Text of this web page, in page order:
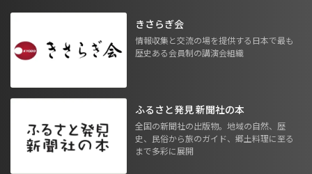
きさらぎ会
情報収集と交流の場を提供する日本で最も
歴史ある会員制の講演会組織
ふるさと発見 新聞社の本
全国の新聞社の出版物。地域の自然、歴
史、民俗から旅のガイド、郷土料理に至る
まで多彩に展開